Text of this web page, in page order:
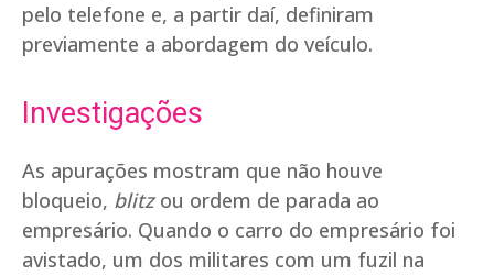
pelo telefone e, a partir daí, definiram
previamente a abordagem do veículo.
Investigações
As apurações mostram que não houve
bloqueio, blitz ou ordem de parada ao
empresário. Quando o carro do empresário foi
avistado, um dos militares com um fuzil na